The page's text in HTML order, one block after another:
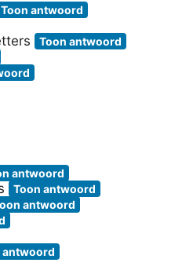
Toon antwoord
Toon antwoord
antwoord
Toon antwoord
antwoord
antwoord